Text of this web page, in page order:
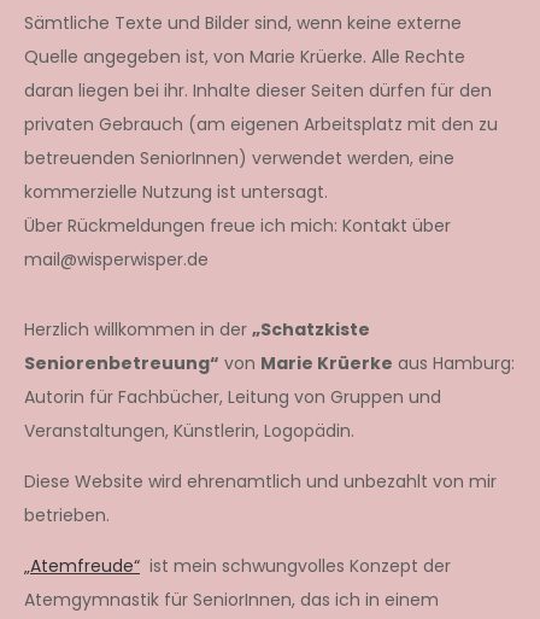
Sämtliche Texte und Bilder sind, wenn keine externe
Quelle angegeben ist, von Marie Krüerke. Alle Rechte
daran liegen bei ihr. Inhalte dieser Seiten dürfen für den
privaten Gebrauch (am eigenen Arbeitsplatz mit den zu
betreuenden SeniorInnen) verwendet werden, eine
kommerzielle Nutzung ist untersagt.
Über Rückmeldungen freue ich mich: Kontakt über
mail@wisperwisper.de
Herzlich willkommen in der „Schatzkiste
Seniorenbetreuung“ von Marie Krüerke aus Hamburg:
Autorin für Fachbücher, Leitung von Gruppen und
Veranstaltungen, Künstlerin, Logopädin.
Diese Website wird ehrenamtlich und unbezahlt von mir
betrieben.
„Atemfreude“ ist mein schwungvolles Konzept der
Atemgymnastik für SeniorInnen, das ich in einem